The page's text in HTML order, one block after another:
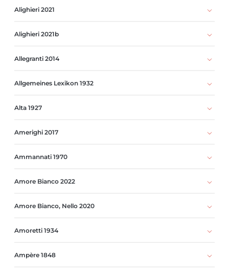
Alighieri 2021
Alighieri 2021b
Allegranti 2014
Allgemeines Lexikon 1932
Alta 1927
Amerighi 2017
Ammannati 1970
Amore Bianco 2022
Amore Bianco, Nello 2020
Amoretti 1934
Ampère 1848